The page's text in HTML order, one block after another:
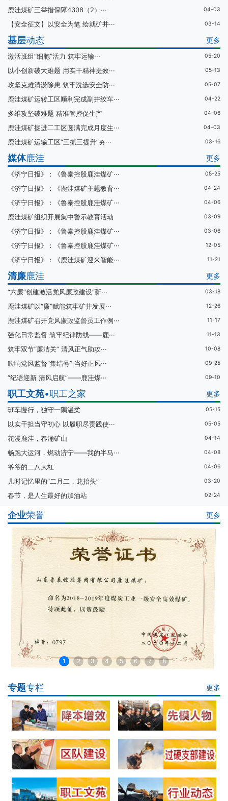
04-03
鹿洼煤矿三举措保障4308（2）···
03-14
【安全征文】以安全为笔 绘就矿井···
更多
基层动态
05-20
激活班组“细胞”活力 筑牢运输···
05-13
以小创新破大难题 用实干精神提效···
05-07
攻坚克难清淤除患 筑牢洗选安全防···
04-22
鹿洼煤矿运转工区顺利完成副井绞车···
04-06
多维攻坚破难题 精准管控促生产
04-03
鹿洼煤矿掘进二工区圆满完成月度生···
03-16
鹿洼煤矿运输工区“三抓三提升”夯···
更多
媒体鹿洼
05-25
《济宁日报》：《鲁泰控股鹿洼煤矿···
04-24
《济宁日报》：《鹿洼煤矿主题教育···
04-06
《济宁日报》：《鲁泰控股鹿洼煤矿···
03-09
鹿洼煤矿组织开展集中警示教育活动
03-06
《济宁日报》：《鲁泰控股鹿洼煤矿···
12-05
《济宁日报》：《鲁泰控股鹿洼煤矿···
11-21
《济宁日报》：《鹿洼煤矿迎来智能···
更多
清廉鹿洼
03-18
“六廉”创建激活党风廉政建设“新···
12-26
鹿洼煤矿以“廉”赋能筑牢矿井发展···
11-17
鹿洼煤矿召开党风廉政监督员工作例···
11-13
强化日常监督 筑牢纪律防线——鹿···
10-08
筑牢双节“廉洁关” 清风正气助攻···
09-25
吹响党风监督“集结号” 当好正风···
09-10
“纪语迎新 清风启航”——鹿洼煤···
更多
职工文苑•职工之家
05-15
班车慢行，独守一隅温柔
05-05
以实干担当守初心 以履职尽责践使···
04-14
花漫鹿洼，春涌矿山
04-08
畅跑大运河，燃动济宁——我的半马···
04-06
爷爷的二八大杠
03-20
儿时记忆里的“二月二，龙抬头”
02-24
春节，是人生最好的加油站
更多
企业荣誉
1 2 3 4 5 6 7 8
更多
专题专栏